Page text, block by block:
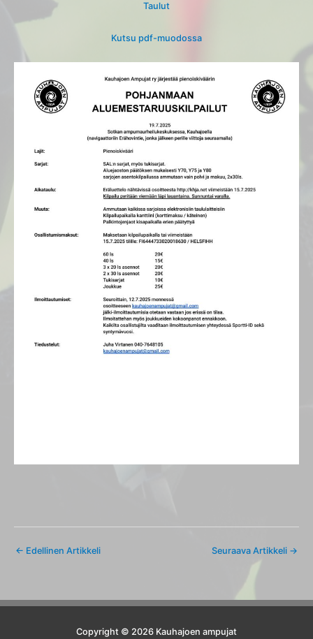
Taulut
Kutsu pdf-muodossa
← Edellinen Artikkeli Seuraava Artikkeli →
Copyright © 2026 Kauhajoen ampujat